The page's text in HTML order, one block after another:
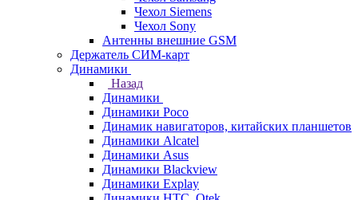
Чехол Siemens
Чехол Sony
Антенны внешние GSM
Держатель СИМ-карт
Динамики
Назад
Динамики
Динамики Poco
Динамик навигаторов, китайских планшетов
Динамики Alcatel
Динамики Asus
Динамики Blackview
Динамики Explay